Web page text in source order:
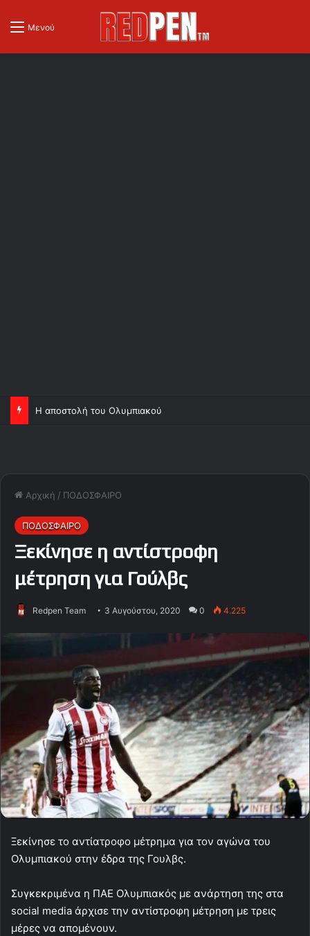
Μενού
Η αποστολή του Ολυμπιακού
Αρχική / ΠΟΔΟΣΦΑΙΡΟ
ΠΟΔΟΣΦΑΙΡΟ
Ξεκίνησε η αντίστροφη
μέτρηση για Γούλβς
Redpen Team 3 Αυγούστου, 2020 0 4.225
Ξεκίνησε το αντίατροφο μέτρημα για τον αγώνα του
Ολυμπιακού στην έδρα της Γουλβς.
Συγκεκριμένα η ΠΑΕ Ολυμπιακός με ανάρτηση της στα
social media άρχισε την αντίστροφη μέτρηση με τρεις
μέρες να απομένουν.